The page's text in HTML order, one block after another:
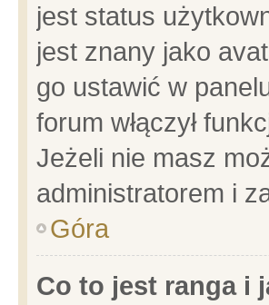
jest status
jest znany jako
go ustawić w
forum włączył
Jeżeli nie masz
administratorem i
Góra
Co to jest ranga i